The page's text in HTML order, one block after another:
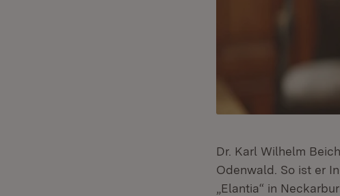
Dr. Karl Wilhelm
Odenwald. So ist er
„Elantia“ in